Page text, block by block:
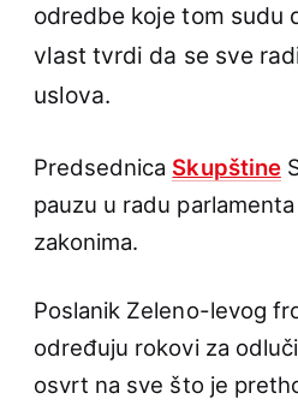
odredbe koje tom sudu
vlast tvrdi da se sve
uslova.
Predsednica Skupštine
pauzu u radu
zakonima.
Poslanik Zeleno-levog
određuju rokovi za
osvrt na sve što je